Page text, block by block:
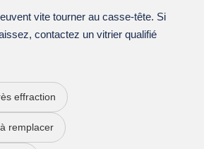
vite tourner au casse-tête. Si
contactez un vitrier qualifié
effraction
remplacer